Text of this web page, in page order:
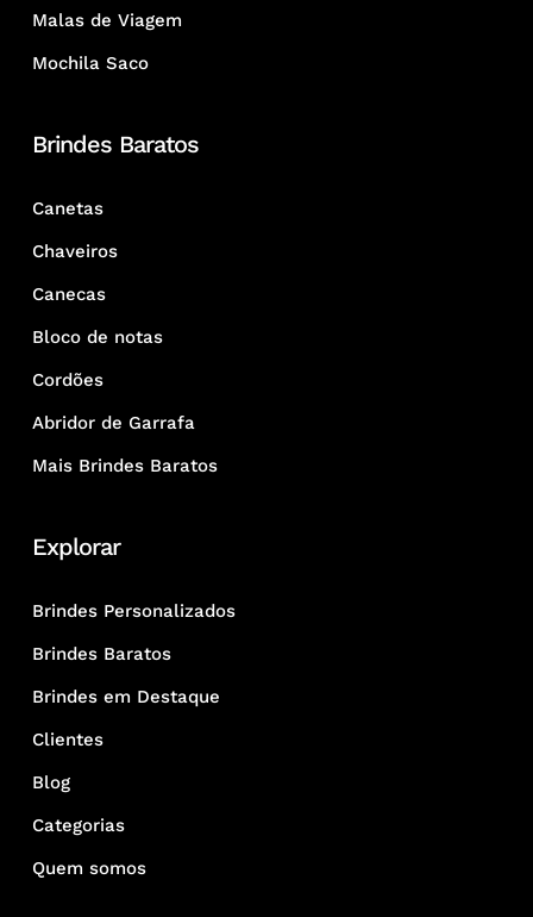
Malas de Viagem
Mochila Saco
Brindes Baratos
Canetas
Chaveiros
Canecas
Bloco de notas
Cordões
Abridor de Garrafa
Mais Brindes Baratos
Explorar
Brindes Personalizados
Brindes Baratos
Brindes em Destaque
Clientes
Blog
Categorias
Quem somos